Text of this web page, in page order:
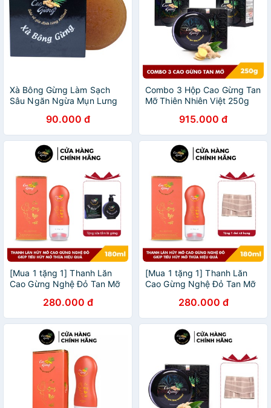
Xà Bông Gừng Làm Sạch
Sâu Ngăn Ngừa Mụn Lưng
90.000 đ
Combo 3 Hộp Cao Gừng Tan
Mỡ Thiên Nhiên Việt 250g
915.000 đ
[Mua 1 tặng 1] Thanh Lăn
Cao Gừng Nghệ Đỏ Tan Mỡ
Tắm Lá Gừng Kháng Khuẩn
Bảo Vệ Da 300ml
280.000 đ
[Mua 1 tặng 1] Thanh Lăn
Cao Gừng Nghệ Đỏ Tan Mỡ
Định Hình Cao Cấp
280.000 đ